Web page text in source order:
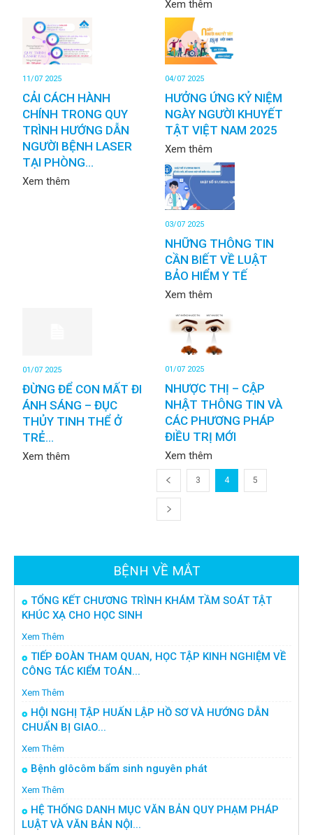
Xem thêm
11/07 2025
CẢI CÁCH HÀNH
CHÍNH TRONG QUY
TRÌNH HƯỚNG DẪN
NGƯỜI BỆNH LASER
TẠI PHÒNG...
Xem thêm
04/07 2025
HƯỞNG ỨNG KỶ NIỆM
NGÀY NGƯỜI KHUYẾT
TẬT VIỆT NAM 2025
Xem thêm
03/07 2025
NHỮNG THÔNG TIN
CẦN BIẾT VỀ LUẬT
BẢO HIỂM Y TẾ
Xem thêm
01/07 2025
ĐỪNG ĐỂ CON MẤT ĐI
ÁNH SÁNG – ĐỤC
THỦY TINH THỂ Ở
TRẺ...
Xem thêm
01/07 2025
NHƯỢC THỊ – CẬP
NHẬT THÔNG TIN VÀ
CÁC PHƯƠNG PHÁP
ĐIỀU TRỊ MỚI
Xem thêm
3 4 5
BỆNH VỀ MẮT
TỔNG KẾT CHƯƠNG TRÌNH KHÁM TẦM SOÁT TẬT
KHÚC XẠ CHO HỌC SINH
Xem Thêm
TIẾP ĐOÀN THAM QUAN, HỌC TẬP KINH NGHIỆM VỀ
CÔNG TÁC KIỂM TOÁN...
Xem Thêm
HỘI NGHỊ TẬP HUẤN LẬP HỒ SƠ VÀ HƯỚNG DẪN
CHUẨN BỊ GIAO...
Xem Thêm
Bệnh glôcôm bẩm sinh nguyên phát
Xem Thêm
HỆ THỐNG DANH MỤC VĂN BẢN QUY PHẠM PHÁP
LUẬT VÀ VĂN BẢN NỘI...